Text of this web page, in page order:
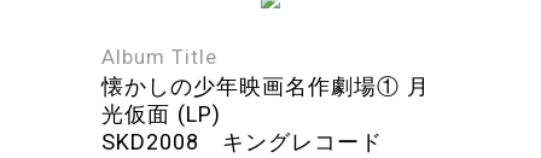
Album Title
懐かしの少年映画名作劇場① 月
光仮面 (LP)
SKD2008 キングレコード